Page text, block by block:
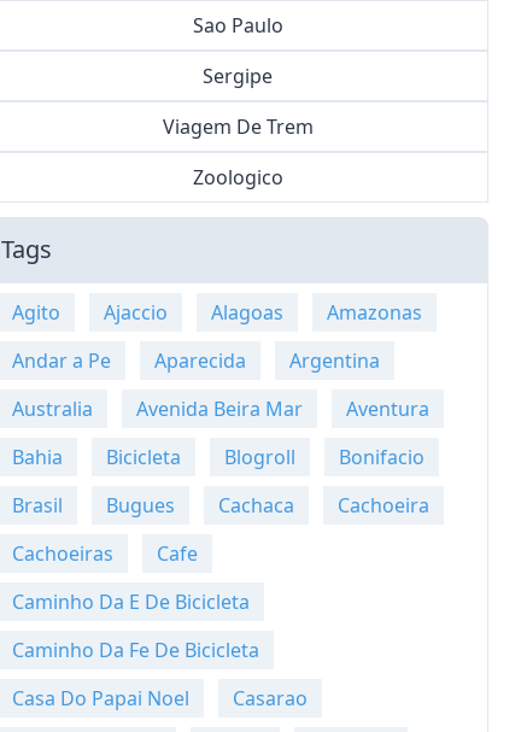
Sao Paulo
Sergipe
Viagem De Trem
Zoologico
Tags
Agito Ajaccio Alagoas
Amazonas
Andar a Pe
Aparecida
Argentina
Australia
Avenida Beira Mar
Aventura
Bahia
Bicicleta Blogroll
Bonifacio
Brasil
Bugues Cachaca
Cachoeira
Cachoeiras
Cafe
Caminho Da E De Bicicleta
Caminho Da Fe De Bicicleta
Casa Do Papai Noel
Casarao